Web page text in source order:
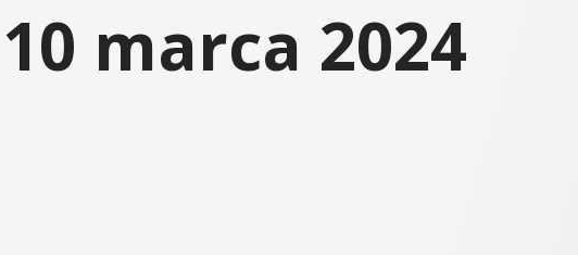
marca 2024